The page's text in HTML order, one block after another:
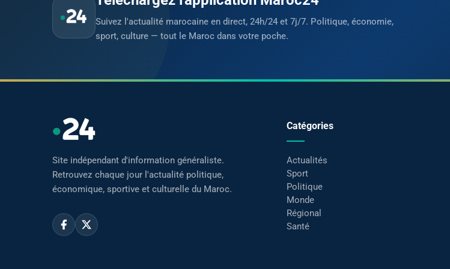
Suivez l'actualité marocaine en direct, 24h/24 et 7j/7. Politique, économie,
sport, culture — tout le Maroc dans votre poche.
Site indépendant d'information généraliste.
Retrouvez chaque jour l'actualité politique,
économique, sportive et culturelle du Maroc.
Catégories
Actualités
Sport
Politique
Monde
Régional
Santé